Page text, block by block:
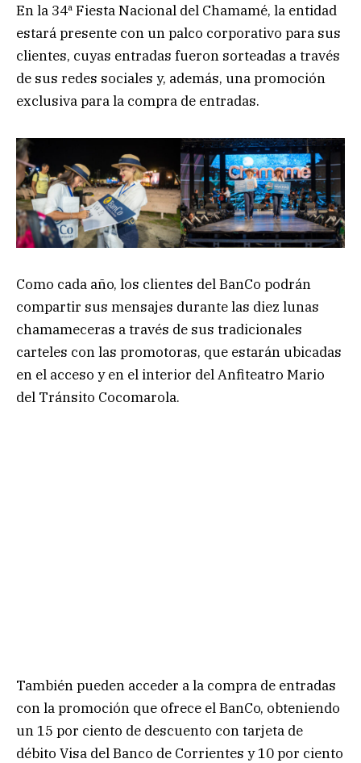
En la 34ª Fiesta Nacional del Chamamé, la entidad
estará presente con un palco corporativo para sus
clientes, cuyas entradas fueron sorteadas a través
de sus redes sociales y, además, una promoción
exclusiva para la compra de entradas.
Como cada año, los clientes del BanCo podrán
compartir sus mensajes durante las diez lunas
chamameceras a través de sus tradicionales
carteles con las promotoras, que estarán ubicadas
en el acceso y en el interior del Anfiteatro Mario
del Tránsito Cocomarola.
También pueden acceder a la compra de entradas
con la promoción que ofrece el BanCo, obteniendo
un 15 por ciento de descuento con tarjeta de
débito Visa del Banco de Corrientes y 10 por ciento